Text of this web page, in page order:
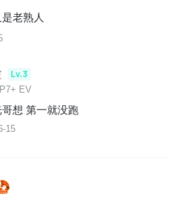
老熟人
Lv.3
EV
哥想 第一就没跑
15